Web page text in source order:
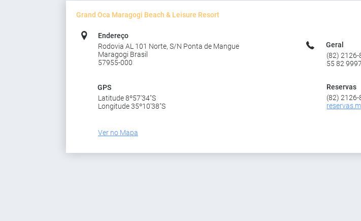
Grand Oca Maragogi Beach & Leisure Resort
Endereço
Rodovia AL 101 Norte, S/N Ponta de Mangue
Maragogi Brasil
57955-000
GPS
Latitude 8º57'34"S
Longitude 35º10'38"S
Ver no Mapa
Geral
(82)
55 82
Reservas
(82)